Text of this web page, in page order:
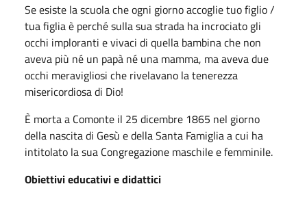
Se esiste la scuola che ogni giorno accoglie tuo figlio /
tua figlia è perché sulla sua strada ha incrociato gli
occhi imploranti e vivaci di quella bambina che non
aveva più né un papà né una mamma, ma aveva due
occhi meravigliosi che rivelavano la tenerezza
misericordiosa di Dio!
È morta a Comonte il 25 dicembre 1865 nel giorno
della nascita di Gesù e della Santa Famiglia a cui ha
intitolato la sua Congregazione maschile e femminile.
Obiettivi educativi e didattici